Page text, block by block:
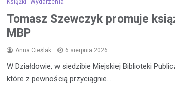
Tomasz Szewczyk promuje
MBP
Anna Cieślak 6 sierpnia 2026
W Działdowie, w siedzibie Miejskiej Biblioteki
które z pewnością przyciągnie…